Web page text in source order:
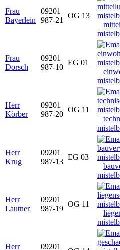
Frau
Bayerlein
09201
987-21
OG 13
Frau
Dorsch
09201
987-10
EG 01
Herr
Körber
09201
987-20
OG 11
Herr
Krug
09201
987-13
EG 03
Herr
Lautner
09201
987-19
OG 11
Herr
09201